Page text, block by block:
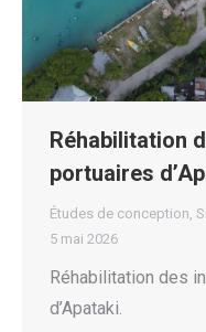
Réhabilitation
portuaires
Études de conception
5 mai 2026
Réhabilitation des
d’Apataki.